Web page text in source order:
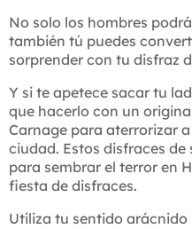
No solo los hombres
también tú puedes
sorprender con tu disfraz
Y si te apetece sacar tu
que hacerlo con un
Carnage para aterrorizar
ciudad. Estos disfraces
para sembrar el terror en
fiesta de disfraces.
Utiliza tu sentido